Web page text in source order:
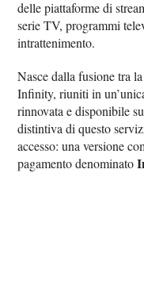
delle piattaforme di
serie TV, programmi
intrattenimento.
Nasce dalla fusione tra
Infinity, riuniti in
rinnovata e disponibile
distintiva di questo
accesso: una versione
pagamento denominato